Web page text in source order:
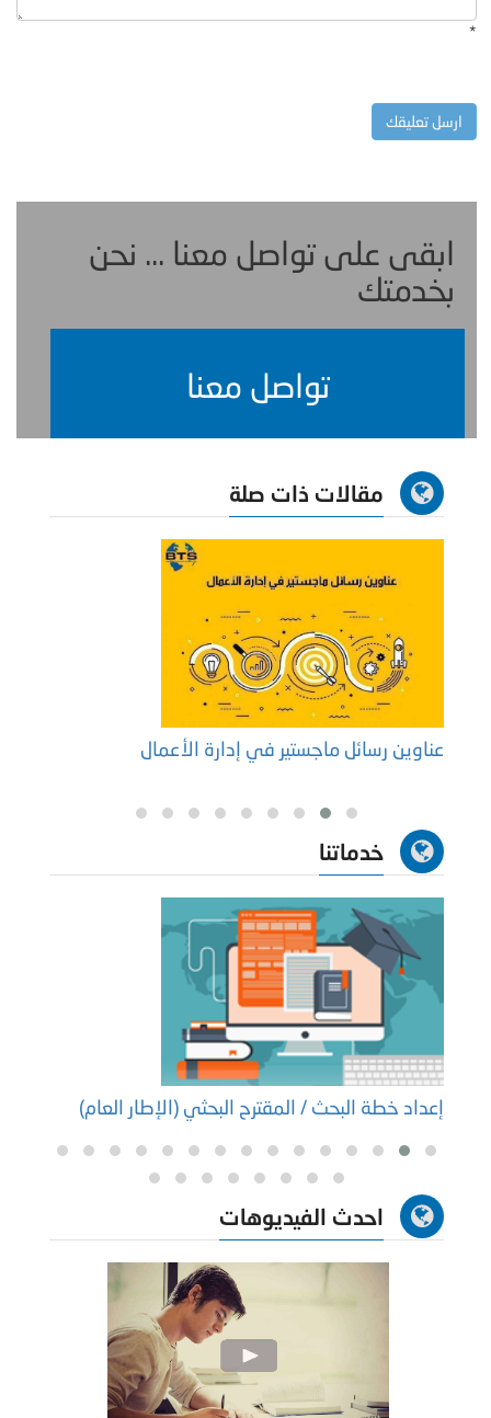
*
ابقى على تواصل معنا ... نحن
بخدمتك
تواصل معنا
مقالات ذات صلة
عناوين رسائل ماجستير في إدارة الأعمال
خدماتنا
إعداد خطة البحث / المقترح البحثي (الإطار العام)
احدث الفيديوهات